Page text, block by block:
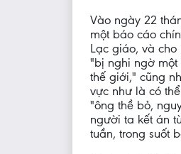
Vào ngày 22
một báo cáo
Lạc giáo, và
"bị nghi ngờ một
thế giới," cũng
vực như là có
"ông thề bỏ,
người ta kết án
tuần, trong suốt